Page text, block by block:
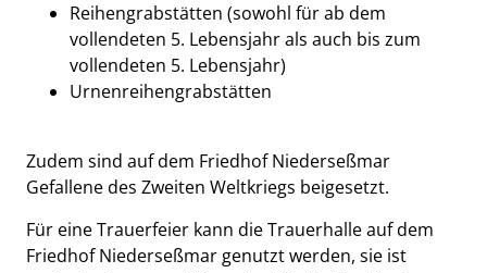
Reihengrabstätten (sowohl für ab dem
vollendeten 5. Lebensjahr als auch bis zum
vollendeten 5. Lebensjahr)
Urnenreihengrabstätten
Zudem sind auf dem Friedhof Niederseßmar
Gefallene des Zweiten Weltkriegs beigesetzt.
Für eine Trauerfeier kann die Trauerhalle auf dem
Friedhof Niederseßmar genutzt werden, sie ist